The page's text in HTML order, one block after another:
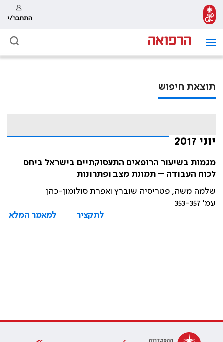
התחבר/י
תוצאת חיפוש
יוני 2017
מגמות בשיעור הרופאים התעסוקתיים בישראל ביחס
לכוח העבודה – תמונת מצב ופתרונות
שלמה משה, פטריסיה שוברץ ואפרת סולומון-כהן
עמ' 353-357
לתקציר
למאמר המלא